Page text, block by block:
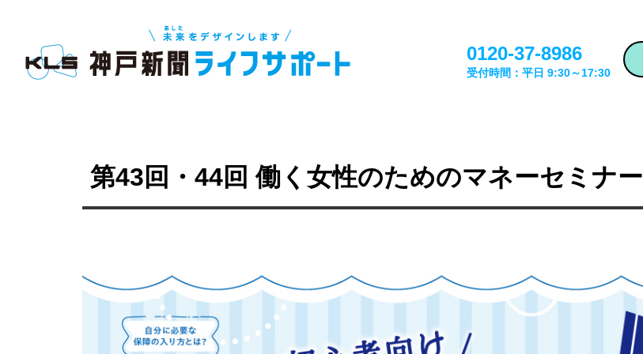
0120-37-8986
受付時間：平日 9:30～17:30
第43回・44回 働く女性のためのマネーセミナー